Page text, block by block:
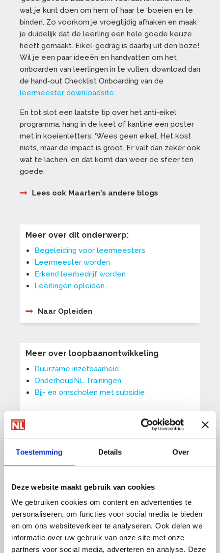
Toestemming Details Over
Deze website maakt gebruik van cookies
We gebruiken cookies om content en advertenties te
personaliseren, om functies voor social media te bieden
en om ons websiteverkeer te analyseren. Ook delen we
informatie over uw gebruik van onze site met onze
partners voor social media, adverteren en analyse. Deze
wat je kunt doen om hem of haar te ‘boeien en te
binden’. Zo voorkom je vroegtijdig afhaken en maak
je duidelijk dat de leerling een hele goede keuze
heeft gemaakt. Eikel-gedrag is daarbij uit den boze!
Wil je een paar ideeën en handvatten om het
onboarden van leerlingen in te vullen, download dan
de hand-out Checklist Onboarding van de
leermeester downloadsite.
En tot slot een laatste tip over het anti-eikel
programma: hang in de keet of kantine een poster
met in koeienletters: ‘Wees geen eikel’. Het kost
niets, maar de impact is groot. Er valt dan zeker ook
wat te lachen, en dat komt dan weer de sfeer ten
goede.
Lees ook Maarten's andere blogs
Meer over dit onderwerp:
Begeleiding voor leermeesters
Leermeester worden
Erkend leerbedrijf worden
Leerlingen opleiden
Naar Opleiden
Meer over loopbaanontwikkeling
Duurzame inzetbaarheid
OnderhoudNL Trainingen
Bij- en omscholen met subsidie